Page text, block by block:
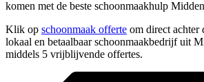
komen met de beste schoonmaakhulp
Klik op schoonmaak offerte om direct achter
lokaal en betaalbaar schoonmaakbedrijf uit
middels 5 vrijblijvende offertes.